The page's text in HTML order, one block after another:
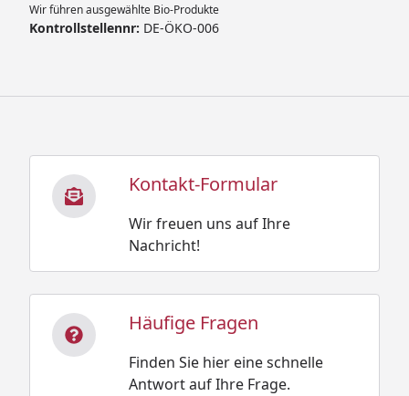
Wir führen ausgewählte Bio-Produkte
Kontrollstellennr: DE-ÖKO-006
Kontakt-Formular
Wir freuen uns auf Ihre
Nachricht!
Häufige Fragen
Finden Sie hier eine schnelle
Antwort auf Ihre Frage.